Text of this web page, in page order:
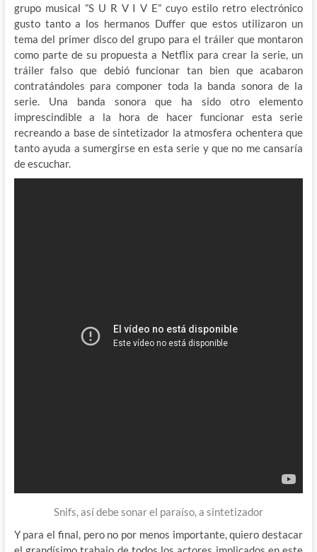
grupo musical ”S U R V I V E” cuyo estilo retro electrónico
gusto tanto a los hermanos Duffer que estos utilizaron un
tema del primer disco del grupo para el tráiler que montaron
como parte de su propuesta a Netflix para crear la serie, un
tráiler falso que debió funcionar tan bien que acabaron
contratándoles para componer toda la banda sonora de la
serie. Una banda sonora que ha sido otro elemento
imprescindible a la hora de hacer funcionar esta serie
recreando a base de sintetizador la atmosfera ochentera que
tanto ayuda a sumergirse en esta serie y que no me cansaría
de escuchar.
Snifs, así debe sonar el paraíso, a sintetizador
Y para el final, pero no por menos importante, quiero destacar